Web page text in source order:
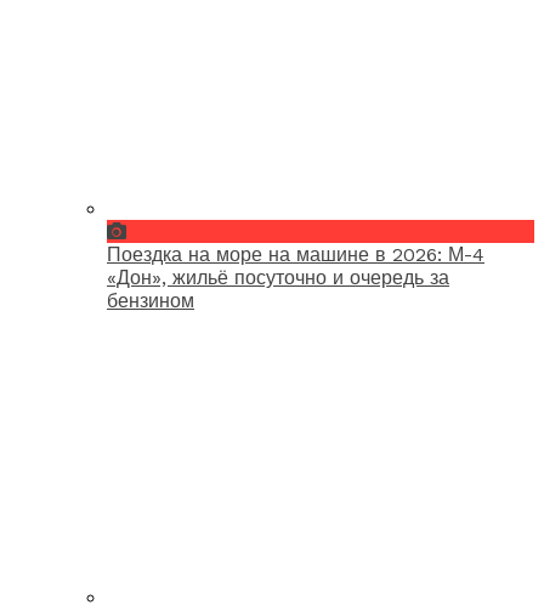
Поездка на море на машине в 2026: М-4
«Дон», жильё посуточно и очередь за
бензином